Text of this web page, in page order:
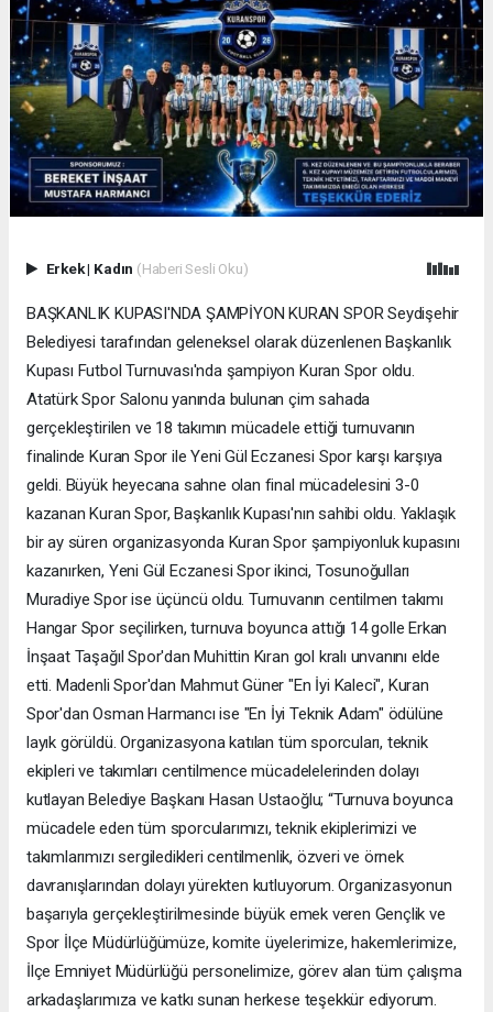
Erkek| Kadın (Haberi Sesli Oku)
BAŞKANLIK KUPASI'NDA ŞAMPİYON KURAN SPOR Seydişehir
Belediyesi tarafından geleneksel olarak düzenlenen Başkanlık
Kupası Futbol Turnuvası'nda şampiyon Kuran Spor oldu.
Atatürk Spor Salonu yanında bulunan çim sahada
gerçekleştirilen ve 18 takımın mücadele ettiği turnuvanın
finalinde Kuran Spor ile Yeni Gül Eczanesi Spor karşı karşıya
geldi. Büyük heyecana sahne olan final mücadelesini 3-0
kazanan Kuran Spor, Başkanlık Kupası'nın sahibi oldu. Yaklaşık
bir ay süren organizasyonda Kuran Spor şampiyonluk kupasını
kazanırken, Yeni Gül Eczanesi Spor ikinci, Tosunoğulları
Muradiye Spor ise üçüncü oldu. Turnuvanın centilmen takımı
Hangar Spor seçilirken, turnuva boyunca attığı 14 golle Erkan
İnşaat Taşağıl Spor'dan Muhittin Kıran gol kralı unvanını elde
etti. Madenli Spor'dan Mahmut Güner "En İyi Kaleci", Kuran
Spor'dan Osman Harmancı ise "En İyi Teknik Adam" ödülüne
layık görüldü. Organizasyona katılan tüm sporcuları, teknik
ekipleri ve takımları centilmence mücadelelerinden dolayı
kutlayan Belediye Başkanı Hasan Ustaoğlu; “Turnuva boyunca
mücadele eden tüm sporcularımızı, teknik ekiplerimizi ve
takımlarımızı sergiledikleri centilmenlik, özveri ve örnek
davranışlarından dolayı yürekten kutluyorum. Organizasyonun
başarıyla gerçekleştirilmesinde büyük emek veren Gençlik ve
Spor İlçe Müdürlüğümüze, komite üyelerimize, hakemlerimize,
İlçe Emniyet Müdürlüğü personelimize, görev alan tüm çalışma
arkadaşlarımıza ve katkı sunan herkese teşekkür ediyorum.